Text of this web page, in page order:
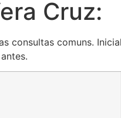
Cruz:
consultas comuns.